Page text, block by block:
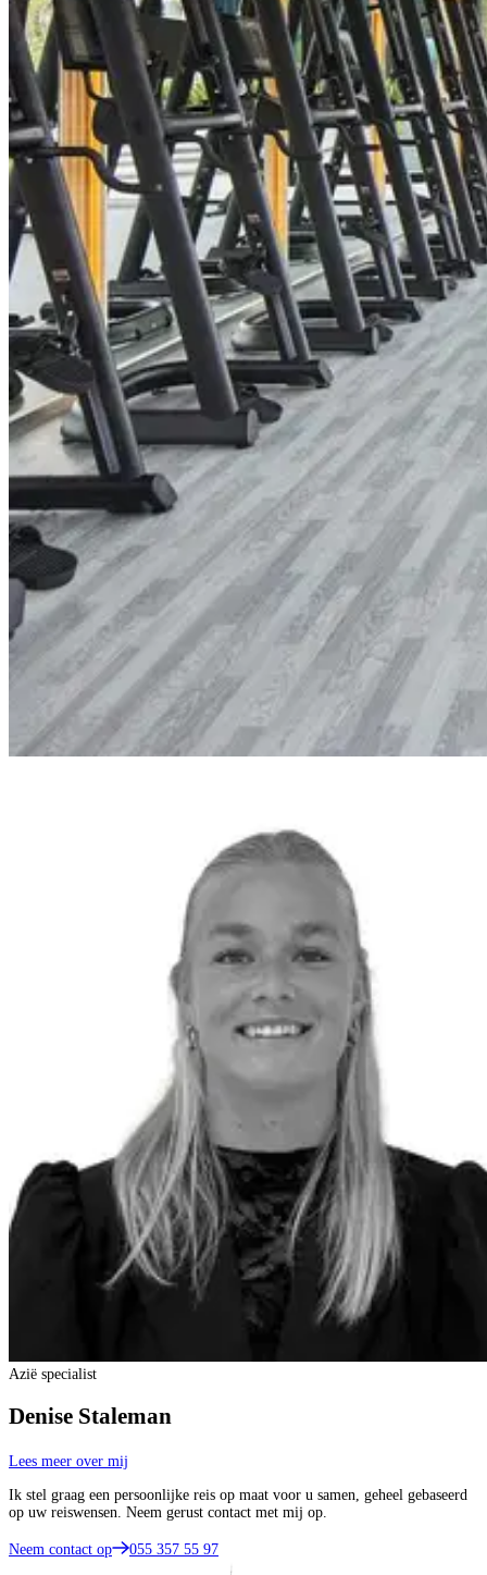
Azië specialist
Denise Staleman
Lees meer over mij
Ik stel graag een persoonlijke reis op maat voor u samen, geheel gebaseerd
op uw reiswensen. Neem gerust contact met mij op.
Neem contact op 055 357 55 97